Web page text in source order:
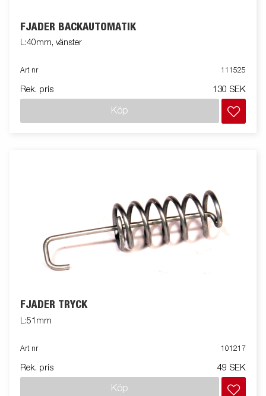
FJÄDER BACKAUTOMATIK
L:40mm, vänster
Art nr 111525
Rek. pris 130 SEK
Köp
FJÄDER TRYCK
L:51mm
Art nr 101217
Rek. pris 49 SEK
Köp